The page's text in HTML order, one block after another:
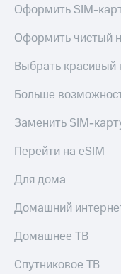
деловая этика
Оформить SIM-
Оформить чистый
Выбрать красивый
Больше
Заменить SIM-
Перейти на eSIM
Для дома
Домашний
Домашнее ТВ
Спутниковое ТВ